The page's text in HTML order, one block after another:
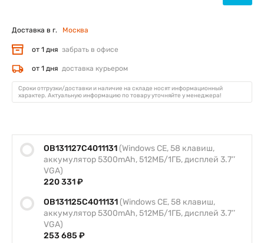
OB131127C4011131 (Windows CE, 58 клавиш,
аккумулятор 5300mAh, 512МБ/1ГБ, дисплей 3.7’’
VGA)
220 331 ₽
OB131125C4011131 (Windows CE, 58 клавиш,
аккумулятор 5300mAh, 512МБ/1ГБ, дисплей 3.7’’
VGA)
253 685 ₽
Доставка в г. Москва
от 1 дня забрать в офисе
от 1 дня доставка курьером
Сроки отгрузки/доставки и наличие на складе носят информационный
характер. Актуальную информацию по товару уточняйте у менеджера!